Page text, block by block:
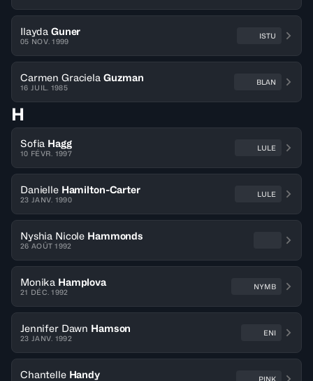
Ilayda Guner
05 NOV. 1999
ISTU
Carmen Graciela Guzman
16 JUIL. 1985
BLAN
H
Sofia Hagg
10 FÉVR. 1997
LULE
Danielle Hamilton-Carter
23 JANV. 1990
LULE
Nyshia Nicole Hammonds
26 AOÛT 1992
Monika Hamplova
21 DÉC. 1992
NYMB
Jennifer Dawn Hamson
23 JANV. 1992
ENI
Chantelle Handy PINK